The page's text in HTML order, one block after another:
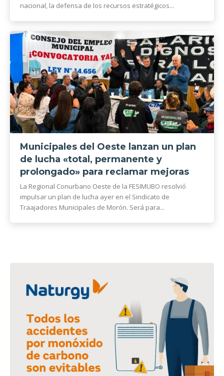
nacional, la defensa de los recursos estratégicos...
Municipales del Oeste lanzan un plan
de lucha «total, permanente y
prolongado» para reclamar mejoras
La Regional Conurbano Oeste de la FESIMUBO resolvió
impulsar un plan de lucha ayer en el Sindicato de
Traajadores Municipales de Morón. Será para...